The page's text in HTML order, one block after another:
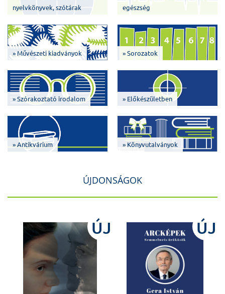
nyelvkönyvek, szótárak
egészség
» Művészeti kiadványok » Sorozatok
» Szórakoztató irodalom » Előkészületben
» Antikvárium » Könyvutalványok
ÚJDONSÁGOK
ÚJ ÚJ